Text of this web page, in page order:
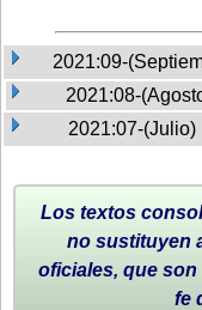
2021:09-
2021:08-
2021:07-(Julio)
Los textos
no sustituyen
oficiales, que
fe